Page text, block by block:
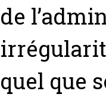
de
quel que